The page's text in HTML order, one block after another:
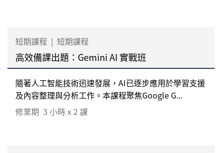
短期課程 | 短期課程
高效備課出題：Gemini AI 實戰班
隨著人工智能技術迅速發展，AI已逐步應用於學習支援
及內容整理與分析工作。本課程聚焦Google G...
修業期 3 小時 x 2 課